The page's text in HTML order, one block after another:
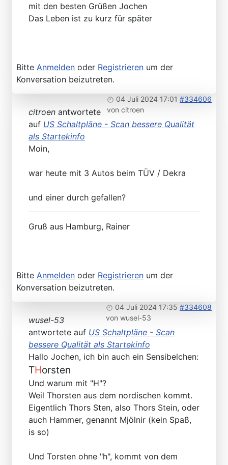
mit den besten Grüßen Jochen
Das Leben ist zu kurz für später
Bitte Anmelden oder Registrieren um der
Konversation beizutreten.
04 Juli 2024 17:01 #334606
von citroen
citroen antwortete
auf US Schaltpläne - Scan bessere Qualität
als Startekinfo
Moin,
war heute mit 3 Autos beim TÜV / Dekra
und einer durch gefallen?
Gruß aus Hamburg, Rainer
Bitte Anmelden oder Registrieren um der
Konversation beizutreten.
04 Juli 2024 17:35 #334608
von wusel-53
wusel-53
antwortete auf US Schaltpläne - Scan
bessere Qualität als Startekinfo
Hallo Jochen, ich bin auch ein Sensibelchen:
THorsten
Und warum mit "H"?
Weil Thorsten aus dem nordischen kommt.
Eigentlich Thors Sten, also Thors Stein, oder
auch Hammer, genannt Mjölnir (kein Spaß,
is so)
Und Torsten ohne "h", kommt von dem